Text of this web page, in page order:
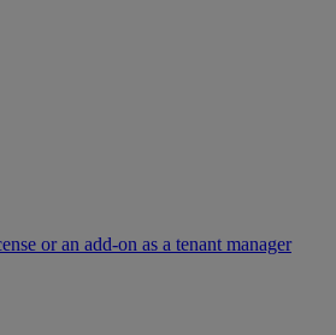
or an add-on as a tenant manager